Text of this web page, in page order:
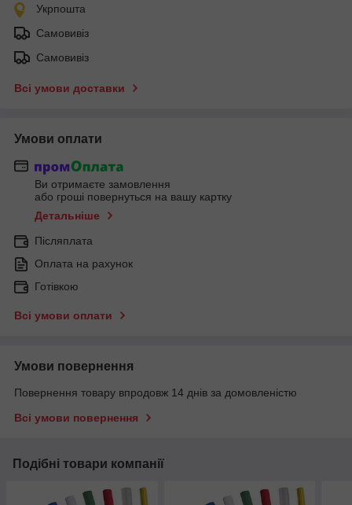
Укрпошта
Самовивіз
Самовивіз
Всі умови доставки
Умови оплати
Ви отримаєте замовлення
або гроші повернуться на вашу картку
Детальніше
Післяплата
Оплата на рахунок
Готівкою
Всі умови оплати
Умови повернення
Повернення товару впродовж 14 днів за домовленістю
Всі умови повернення
Подібні товари компанії